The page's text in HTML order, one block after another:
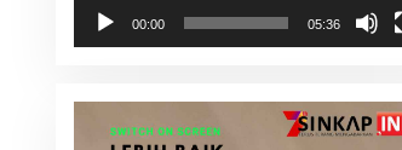
00:00 05:36